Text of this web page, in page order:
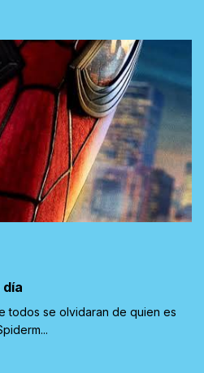
día
todos se olvidaran de quien es